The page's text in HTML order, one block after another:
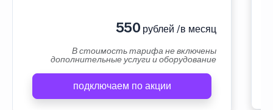
550 рублей /в месяц
В стоимость тарифа не включены
дополнительные услуги и оборудование
подключаем по акции